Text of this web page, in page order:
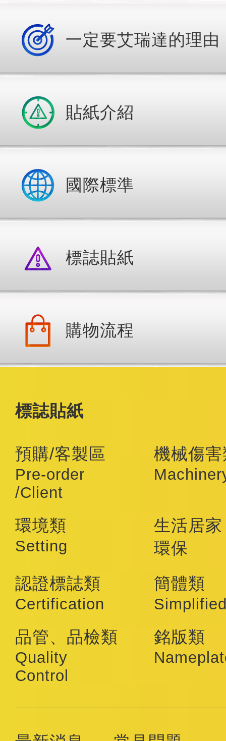
一定要艾瑞達的理由
貼紙介紹
國際標準
標誌貼紙
購物流程
標誌貼紙
預購/客製區
Pre-order
/Client
機械傷
環境類
Setting
生活居
環保
認證標誌類
Certification
簡體類
品管、品檢類
Quality
Control
銘版類